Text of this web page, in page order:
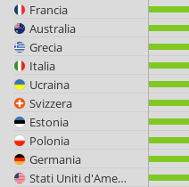
Francia
Australia
Grecia
Italia
Ucraina
Svizzera
Estonia
Polonia
Germania
Stati Uniti d'America